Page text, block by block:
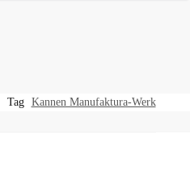
Tag Kannen Manufaktura-Werk